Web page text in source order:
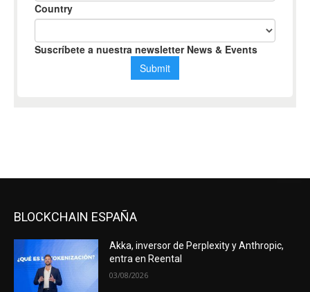
BLOCKCHAIN ESPAÑA
Akka, inversor de Perplexity y Anthropic,
entra en Reental
03/08/2026